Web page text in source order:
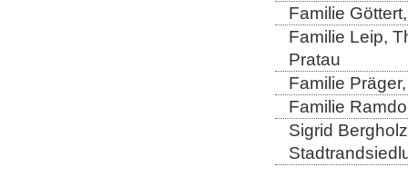
Familie
Familie Leip,
Pratau
Familie
Familie
Sigrid